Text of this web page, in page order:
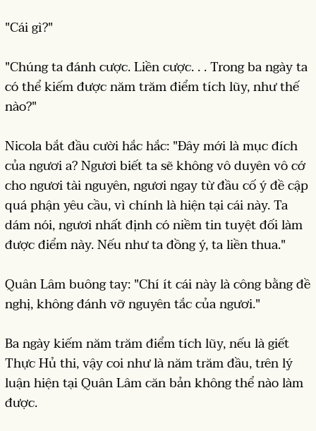
"Cái gì?"
"Chúng ta đánh cược. Liền cược. . . Trong ba ngày ta
có thể kiếm được năm trăm điểm tích lũy, như thế
nào?"
Nicola bắt đầu cười hắc hắc: "Đây mới là mục đích
của ngươi a? Ngươi biết ta sẽ không vô duyên vô cớ
cho ngươi tài nguyên, ngươi ngay từ đầu cố ý đề cập
quá phận yêu cầu, vì chính là hiện tại cái này. Ta
dám nói, ngươi nhất định có niềm tin tuyệt đối làm
được điểm này. Nếu như ta đồng ý, ta liền thua."
Quân Lâm buông tay: "Chí ít cái này là công bằng đề
nghị, không đánh vỡ nguyên tắc của ngươi."
Ba ngày kiếm năm trăm điểm tích lũy, nếu là giết
Thực Hủ thi, vậy coi như là năm trăm đầu, trên lý
luận hiện tại Quân Lâm căn bản không thể nào làm
được.